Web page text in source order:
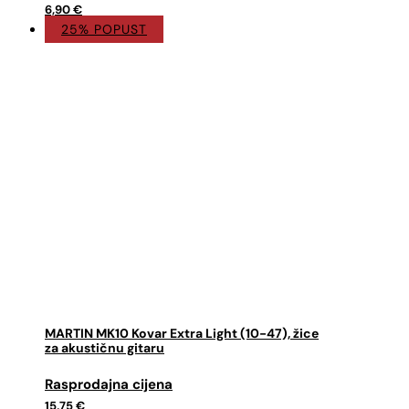
6,90€
6,90 €.
25% POPUST
MARTIN MK10 Kovar Extra Light (10-47), žice
za akustičnu gitaru
Izvorna
cijena
Trenutna
cijena